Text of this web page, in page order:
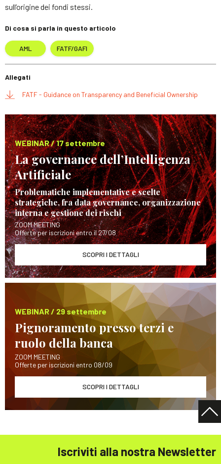
sull’origine dei fondi stessi.
Di cosa si parla in questo articolo
AML FATF/GAFI
Allegati
FATF - Guidance on Transparency and Beneficial Ownership
WEBINAR / 17 settembre
La governance dell’Intelligenza
Artificiale
Problematiche implementative e scelte
strategiche, fra data governance, organizzazione
interna e gestione dei rischi
ZOOM MEETING
Offerte per iscrizioni entro il 27/08
SCOPRI I DETTAGLI
WEBINAR / 29 settembre
Pignoramento presso terzi e
ruolo della banca
ZOOM MEETING
Offerte per iscrizioni entro 08/09
SCOPRI I DETTAGLI
Iscriviti alla nostra Newsletter